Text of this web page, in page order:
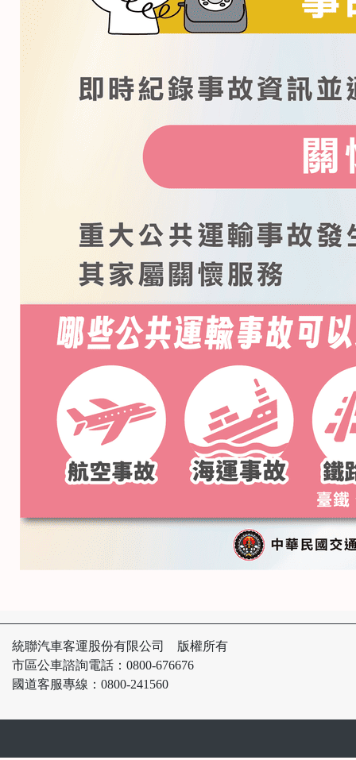
統聯汽車客運股份有限公司 版權所有
市區公車諮詢電話：0800-676676
國道客服專線：0800-241560